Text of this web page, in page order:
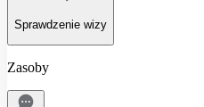
Sprawdzenie wizy
Zasoby